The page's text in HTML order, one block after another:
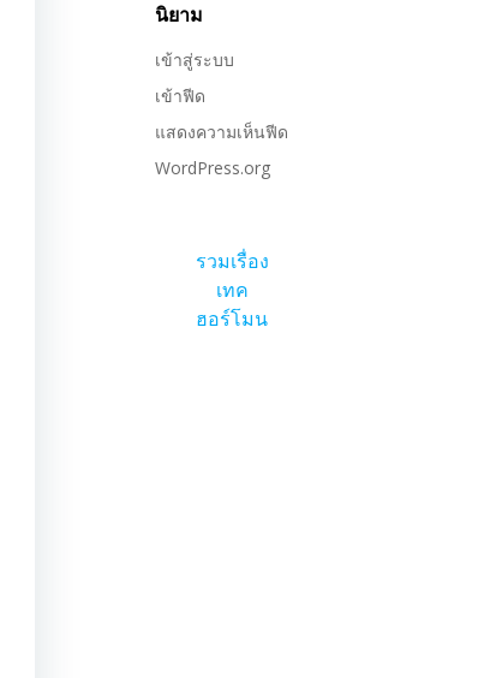
นิยาม
เข้าสู่ระบบ
เข้าฟีด
แสดงความเห็นฟีด
WordPress.org
รวมเรื่อง
เทค
ฮอร์โมน